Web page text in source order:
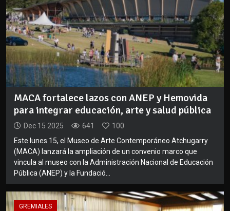
MACA fortalece lazos con ANEP y Hemovida
para integrar educación, arte y salud pública
Dec 15 2025 641
100
Este lunes 15, el Museo de Arte Contemporáneo Atchugarry
(MACA) lanzará la ampliación de un convenio marco que
vincula al museo con la Administración Nacional de Educación
Pública (ANEP) y la Fundació...
GREMIALES